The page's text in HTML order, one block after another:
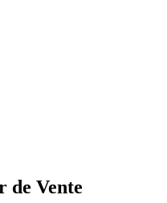
de Vente